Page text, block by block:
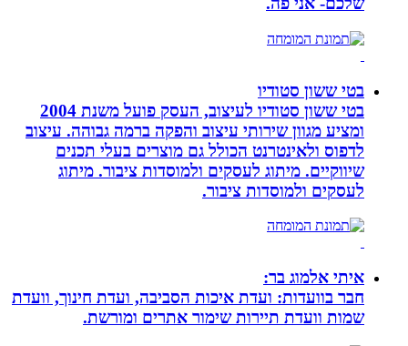
בטי ששון סטודיו
בטי ששון סטודיו לעיצוב, העסק פועל משנת 2004
ומציע מגוון שירותי עיצוב והפקה ברמה גבוהה. עיצוב
לדפוס ולאינטרנט הכולל גם מוצרים בעלי תכנים
שיווקיים. מיתוג לעסקים ולמוסדות ציבור. מיתוג
לעסקים ולמוסדות ציבור.
איתי אלמוג בר:
חבר בוועדות: ועדת איכות הסביבה, ועדת חינוך, וועדת
שמות וועדת תיירות שימור אתרים ומורשת.